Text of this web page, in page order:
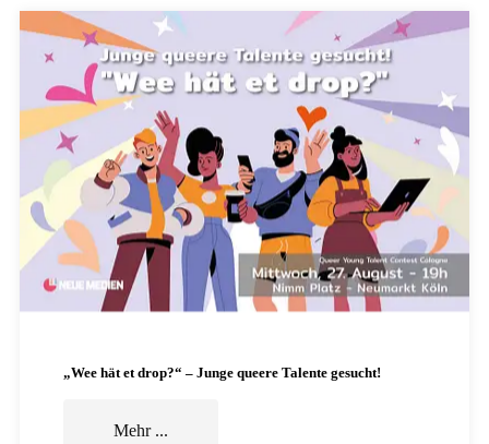
„Wee hät et drop?“ – Junge queere Talente gesucht!
Mehr ...